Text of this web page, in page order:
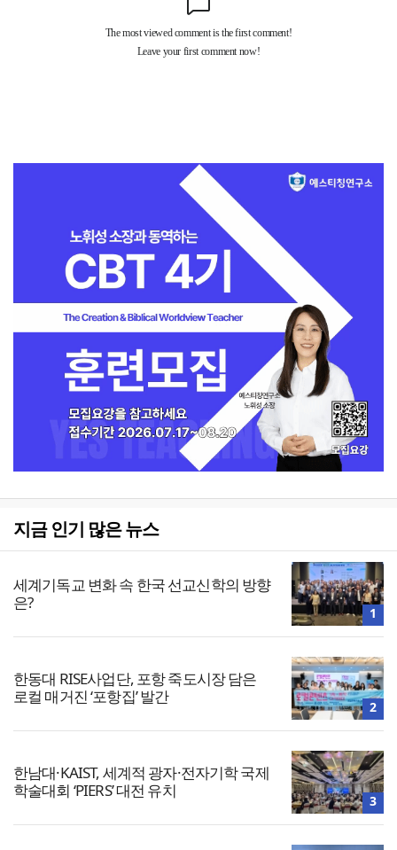
지금 인기 많은 뉴스
세계기독교 변화 속 한국 선교신학의 방향
은?
1
한동대 RISE사업단, 포항 죽도시장 담은
로컬 매거진 ‘포항집’ 발간
2
한남대·KAIST, 세계적 광자·전자기학 국제
학술대회 ‘PIERS’ 대전 유치
3